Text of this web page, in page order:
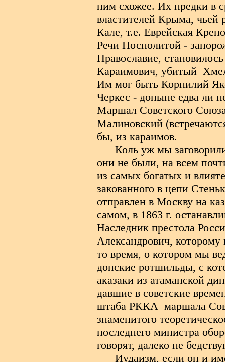
ним схожее. Их предки в
властителей Крыма,
Кале, т.е. Еврейская
Речи Посполитой -
Православие,
Караимович, убитый
Им мог быть Корнилий
Черкес - доныне едва ли
Маршал Советского
Малиновский
бы, из караимов.
Коль уж мы
они не были, на всем
из самых богатых и
закованного в цепи
отправлен в Москву на
самом, в 1863 г.
Наследник престола
Александрович,
то время, о котором мы
донские ротшильды, с
аказаки из атаманской
давшие в советские
штаба РККА маршала
знаменитого
последнего министра
говорят, далеко не
Иудаизм, если он и